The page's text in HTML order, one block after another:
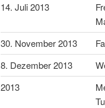
14. Juli 2013
30. November 2013
8. Dezember 2013
2013